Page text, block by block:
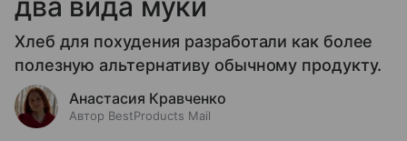
два вида муки
Хлеб для похудения разработали как более
полезную альтернативу обычному продукту.
Анастасия Кравченко
Автор BestProducts Mail